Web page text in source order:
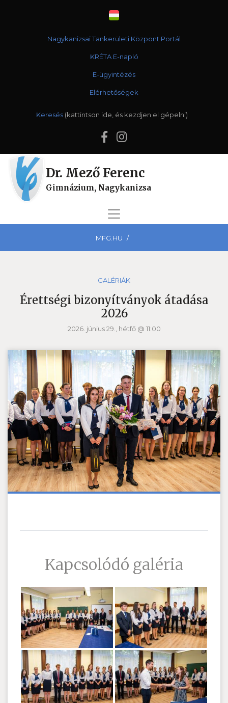
Nagykanizsai Tankerületi Központ Portál
KRÉTA E-napló
E-ügyintézés
Elérhetőségek
Keresés
Dr. Mező Ferenc
Gimnázium, Nagykanizsa
MFG.HU
GALÉRIÁK
Érettségi bizonyítványok átadása
2026
2026. június 29., hétfő @ 11:00
Kapcsolódó galéria